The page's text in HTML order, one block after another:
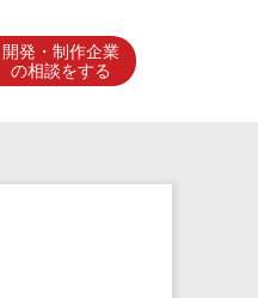
開発・制作企業
の相談をする